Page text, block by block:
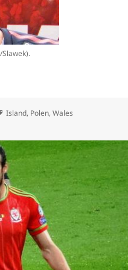
Schlagwörter
Island, Polen,Wales
und Co haben EM im Griff